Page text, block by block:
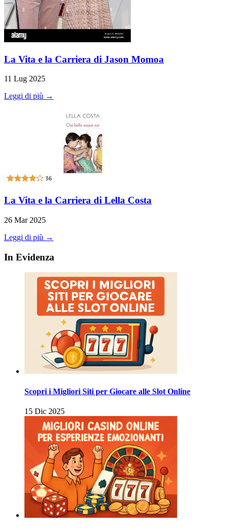
La Vita e la Carriera di Jason Momoa
11 Lug 2025
Leggi di più →
La Vita e la Carriera di Lella Costa
26 Mar 2025
Leggi di più →
In Evidenza
Scopri i Migliori Siti per Giocare alle Slot Online
15 Dic 2025